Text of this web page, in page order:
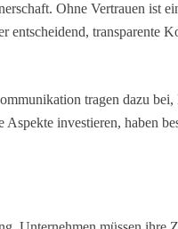
Ohne Vertrauen ist
entscheidend, transparente
tragen dazu bei,
investieren, haben